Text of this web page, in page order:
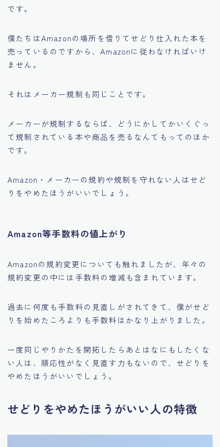
です。
僕たちはAmazonの場所を借りてせどり仕入れた本を
売っているのですから、Amazonに従わなければいけ
ません。
それはメーカー規制も同じことです。
メーカーが規制するならば、どうにかしてかいくぐっ
て規制されている本や商品を売るなんてもってのほか
です。
Amazon・メーカーの規約や規制を守れない人はせど
りをやめたほうがいいでしょう。
Amazon等手数料の値上がり
Amazonの規約変更についても触れましたが、年々の
規約変更の中には手数料の増減も含まれています。
過去に何度も手数料の見直しがされてきて、僕がせど
りを始めたころよりも手数料はかなり上がりました。
一度同じやりかたを開拓したらあとはなにもしたくな
い人は、順応性がなく見直す力もないので、せどりを
やめたほうがいいでしょう。
せどりをやめたほうがいい人の特徴